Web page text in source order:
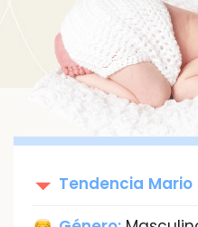
Tendencia Mario